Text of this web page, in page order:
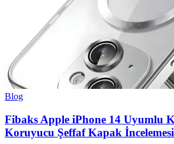
Blog
Fibaks Apple iPhone 14 Uyumlu
Koruyucu Şeffaf Kapak İncelemesi